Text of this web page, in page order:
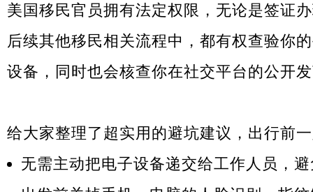
美国移民官员拥有法定权限，无论是签证
后续其他移民相关流程中，都有权查验你
设备，同时也会核查你在社交平台的公开
给大家整理了超实用的避坑建议，出行前
无需主动把电子设备递交给工作人员，